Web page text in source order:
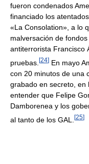
fueron condenados
financiado los
«La Consolation», a lo
malversación de
antiterrorista Francisco
pruebas. [24] En mayo
con 20 minutos de una
grabado en secreto, en
entender que Felipe
Damborenea y los
al tanto de los GAL.
[25]